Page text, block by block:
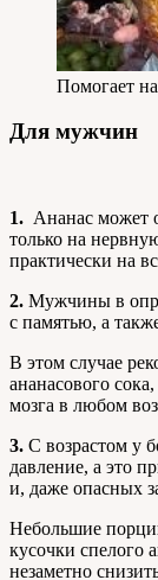
Помогает
Для мужчин
1. Ананас может
только на
практически на
2. Мужчины в
с памятью, а
В этом случае
ананасового
мозга в любом
3. С возрастом у
давление, а это
и, даже опасных
Небольшие
кусочки спелого
незаметно